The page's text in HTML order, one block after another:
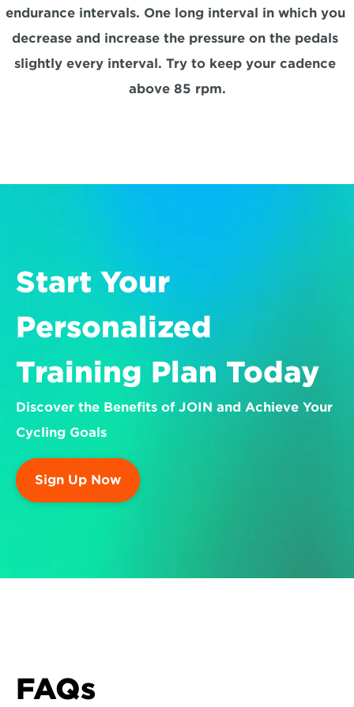
endurance intervals. One long interval in which you
decrease and increase the pressure on the pedals
slightly every interval. Try to keep your cadence
above 85 rpm.
Start Your
Personalized
Training Plan Today
Discover the Benefits of JOIN and Achieve Your
Cycling Goals
Sign Up Now
FAQs